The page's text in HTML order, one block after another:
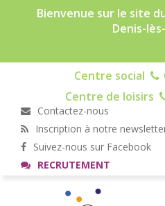
Bienvenue sur le site
Denis-
Centre social
Centre de loisirs
Contactez-nous
Inscription à notre
Suivez-nous sur Facebook
RECRUTEMENT